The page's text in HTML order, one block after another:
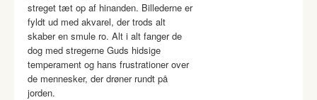
streget tæt op af hinanden. Billederne er
fyldt ud med akvarel, der trods alt
skaber en smule ro. Alt i alt fanger de
dog med stregerne Guds hidsige
temperament og hans frustrationer over
de mennesker, der drøner rundt på
jorden.